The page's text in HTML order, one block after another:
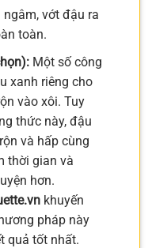
vớt đậu ra
toàn.
Một số công
xanh riêng cho
vào xôi. Tuy
thức này, đậu
và hấp cùng
thời gian và
hơn.
khuyến
pháp này
quả tốt nhất.